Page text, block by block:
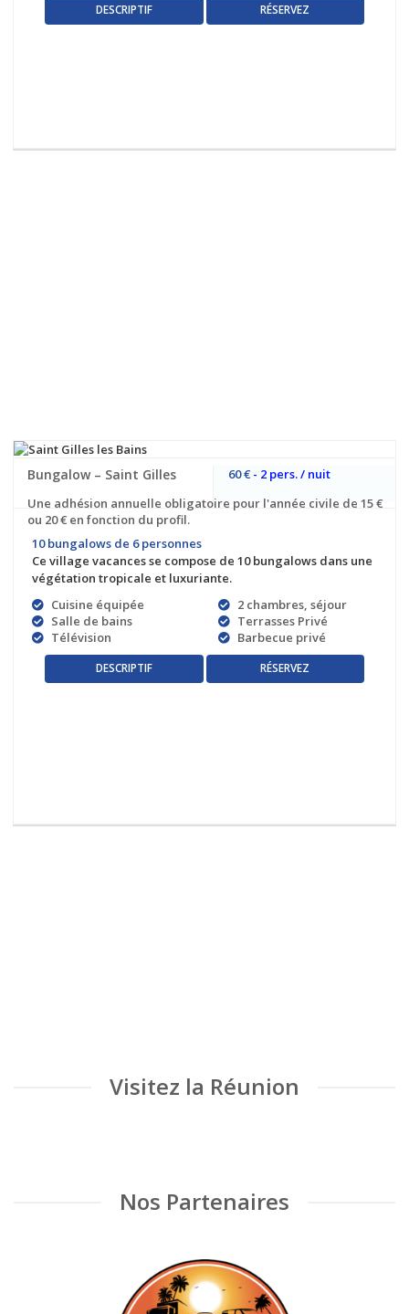
DESCRIPTIF RÉSERVEZ
Bungalow – Saint Gilles 60 €- 2 pers. / nuit
Une adhésion annuelle obligatoire pour l'année civile de 15 €
ou 20 € en fonction du profil.
10 bungalows de 6 personnes
Ce village vacances se compose de 10 bungalows dans une
végétation tropicale et luxuriante.
Cuisine équipée
Salle de bains
Télévision
2 chambres, séjour
Terrasses Privé
Barbecue privé
DESCRIPTIF RÉSERVEZ
Visitez la Réunion
Nos Partenaires